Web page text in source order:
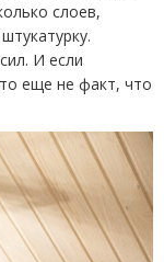
слоев,
И если
еще не факт, что